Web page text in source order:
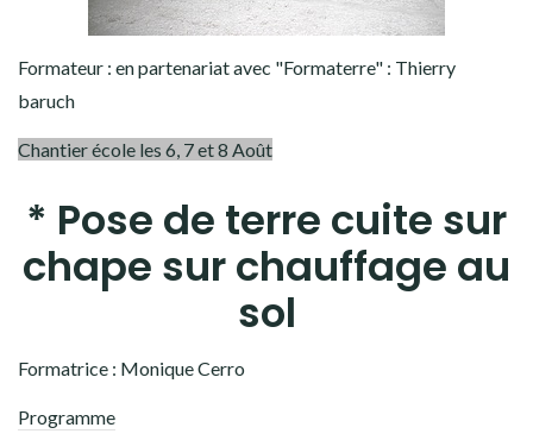
Formateur : en partenariat avec "Formaterre" : Thierry
baruch
Chantier école les 6, 7 et 8 Août
* Pose de terre cuite sur
chape sur chauffage au
sol
Formatrice : Monique Cerro
Programme